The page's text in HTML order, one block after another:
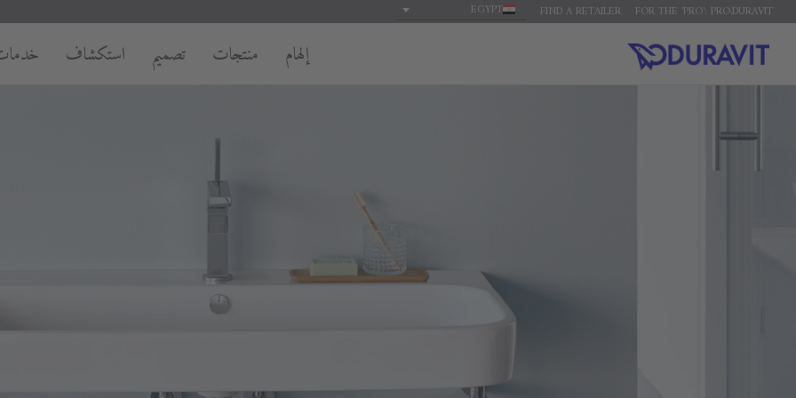
FOR THE 'PRO': PRO.DURAVIT
FIND A RETAILER
EGYPT
إلهام منتجات تصميم استكشاف